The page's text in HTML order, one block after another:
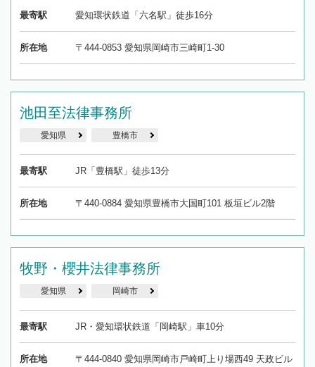
最寄駅 愛知環状鉄道「六名駅」徒歩16分
所在地 〒444-0853 愛知県岡崎市三崎町1-30
池田至法律事務所
愛知県 豊橋市
最寄駅 JR「豊橋駅」徒歩13分
所在地 〒440-0884 愛知県豊橋市大国町101 板垣ビル2階
牧野・櫻井法律事務所
愛知県 岡崎市
最寄駅 JR・愛知環状鉄道「岡崎駅」車10分
所在地
〒444-0840 愛知県岡崎市戸崎町上り場西49 天政ビル